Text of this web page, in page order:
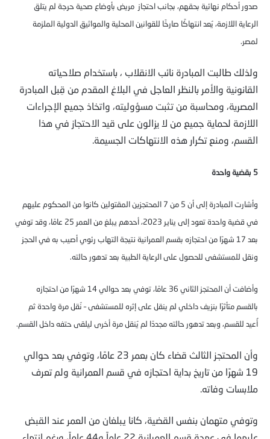
صدور أحكام نهائية بحقهم، بجانب احتجاز مريض بأوضاع صحية حرجة لم يتلق
الرعاية اللازمة، يُعد انتهاكًا صارخًا للقوانين المحلية والمواثيق الدولية الملزمة
لمصر.
ولذلك طالبت المبادرة نائب الانقلاب ، باستخدام صلاحياته
القانونية والأمر بالنظر العاجل في البلاغ المقدم من قِبل المبادرة
المصرية، ومحاسبة من تثبت مسؤوليته، واتخاذ جميع الإجراءات
اللازمة لحماية جميع من لا يزالون على قيد الاحتجاز في هذا
القسم، ومنع تكرار هذه الانتهاكات الجسيمة.
5 بقضية واحدة
وأشارت المبادرة إلى أن 5 من 7 المحتجزين المقتولين كانوا من المحكوم عليهم
في قضية واحدة تعود إلى يناير 2023، أحدهم يبلغ من العمر 25 عامًا، وقد توفي
بعد 17 شهرًا من احتجازه بقسم العمرانية نتيجة التهاب رئوي أصيب به في الحجز
ونقل للمستشفى للحصول على الرعاية الطبية بعد تدهور حالته.
وأضافت أن المحتجز الثاني 36 عامًا، توفي بعد حوالي 14 شهرًا من احتجازه
بالقسم متأثرًا بنزيف داخلي لم ينقل على إثره للمستشفى – نُقل مرة واحدة ثم
أُعيد للقسم، وبعد تدهور حالته مجددًا لم يُنقل مرة أخرى ليلقى حتفه داخل القسم.
وأن المحتجز الثالث قضاء كان بعمر 23 عامًا، وتوفي بعد حوالي
19 شهرًا من تاريخ بداية احتجازه في قسم العمرانية ولم تعرف
ملابسات وفاته.
وتوفي متهمان بنفس القضية، كانا يبلغان من العمر عند القبض